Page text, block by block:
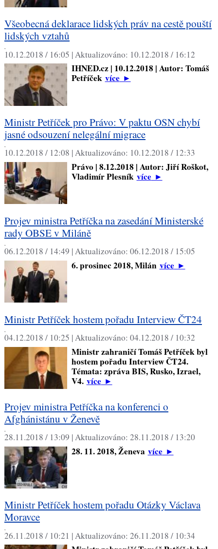
Všeobecná deklarace lidských práv na cestě pouští
lidských vztahů
10.12.2018 / 16:05 | Aktualizováno: 10.12.2018 / 16:12
IHNED.cz | 10.12.2018 | Autor: Tomáš
Petříček více►
Ministr Petříček pro Právo: V paktu OSN chybí
jasné odsouzení nelegální migrace
,
10.12.2018 / 12:08 |Aktualizováno: 10.12.2018 / 12:33
Právo | 8.12.2018 | Autor: Jiří Roškot,
Vladimír Plesník více►
Projev ministra Petříčka na zasedání Ministerské
rady OBSE v Miláně
,
06.12.2018 / 14:49 |Aktualizováno: 06.12.2018 / 15:05
6. prosinec 2018, Milán více►
Ministr Petříček hostem pořadu Interview ČT24
,
04.12.2018 / 10:25 |Aktualizováno: 04.12.2018 / 10:32
Ministr zahraničí Tomáš Petříček byl
hostem pořadu Interview ČT24.
Témata: zpráva BIS, Rusko, Izrael,
V4. více►
Projev ministra Petříčka na konferenci o
Afghánistánu v Ženevě
,
28.11.2018 / 13:09 |Aktualizováno: 28.11.2018 / 13:20
28. 11. 2018, Ženeva více►
Ministr Petříček hostem pořadu Otázky Václava
Moravce
,
26.11.2018 / 10:21 |Aktualizováno: 26.11.2018 / 10:34